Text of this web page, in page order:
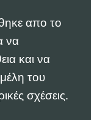
απο το
να
και να
του
σχέσεις.